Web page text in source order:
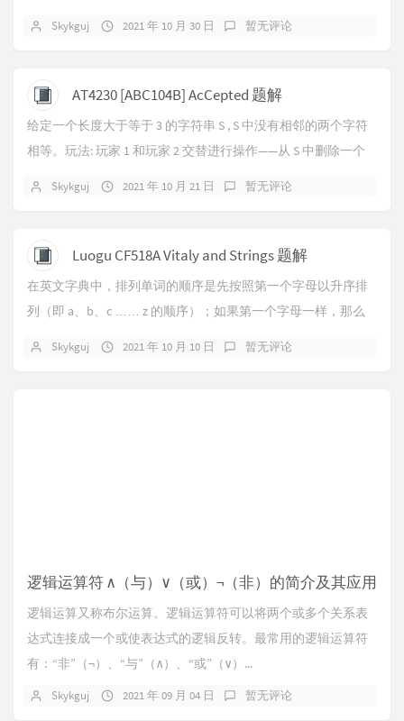
Skykguj 2021 年 10 月 30 日 暂无评论
AT4230 [ABC104B] AcCepted 题解
给定一个长度大于等于 3 的字符串 S , S 中没有相邻的两个字符
相等。玩法: 玩家 1 和玩家 2 交替进行操作——从 S 中删除一个
Skykguj 2021 年 10 月 21 日 暂无评论
Luogu CF518A Vitaly and Strings 题解
在英文字典中，排列单词的顺序是先按照第一个字母以升序排
列（即 a、b、c …… z 的顺序）；如果第一个字母一样，那么
Skykguj 2021 年 10 月 10 日 暂无评论
逻辑运算符 ∧（与）∨（或）¬（非）的简介及其应用
逻辑运算又称布尔运算。逻辑运算符可以将两个或多个关系表
达式连接成一个或使表达式的逻辑反转。最常用的逻辑运算符
有：“非”（¬）、“与”（∧）、“或”（∨）...
Skykguj 2021 年 09 月 04 日 暂无评论